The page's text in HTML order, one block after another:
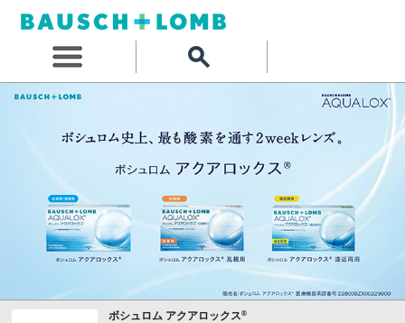
ボシュロム アクアロックス®